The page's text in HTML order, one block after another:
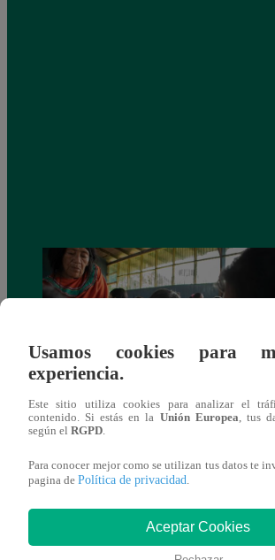
Mujeres indígenas y amazónicas del Perú
denuncian ante ONU que no se respeta su
Usamos cookies para
experiencia.
Este sitio utiliza cookies para analizar el
contenido. Si estás en la Unión Europea, tus
según el RGPD.
Para conocer mejor como se utilizan tus datos te
pagina de Política de privacidad.
Aceptar Cookies